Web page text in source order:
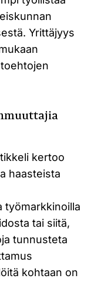
Yrittäjyys
kertoo
haasteista
työmarkkinoilla
tai siitä,
tunnusteta
kohtaan on